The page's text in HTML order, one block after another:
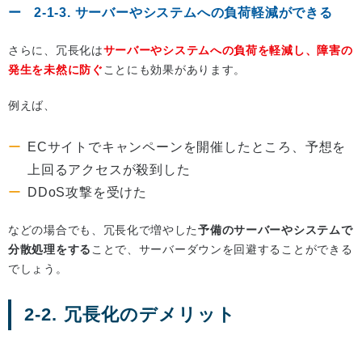
2-1-3. サーバーやシステムへの負荷軽減ができる
さらに、冗長化はサーバーやシステムへの負荷を軽減し、障害の
発生を未然に防ぐ ことにも効果があります。
例えば、
ECサイトでキャンペーンを開催したところ、予想を
上回るアクセスが殺到した
DDoS攻撃を受けた
などの場合でも、冗長化で増やした予備のサーバーやシステムで
分散処理をする ことで、サーバーダウンを回避することができる
でしょう。
2-2. 冗長化のデメリット